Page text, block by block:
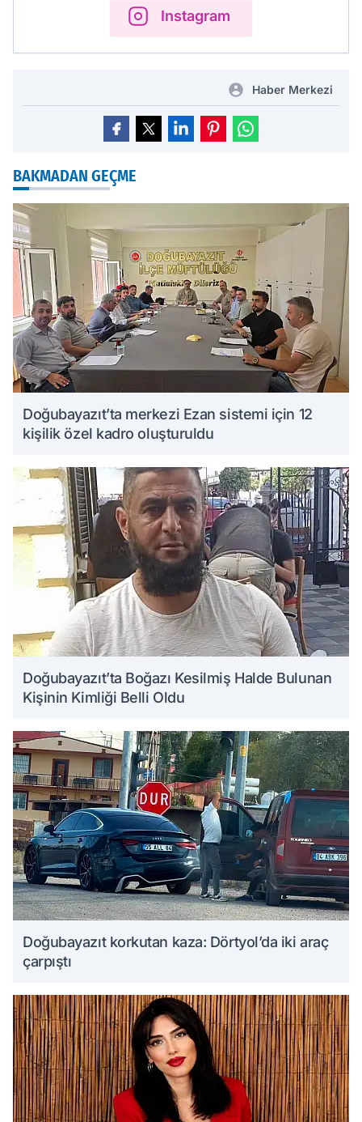
Instagram
Haber Merkezi
BAKMADAN GEÇME
Doğubayazıt’ta merkezi Ezan sistemi için 12
kişilik özel kadro oluşturuldu
Doğubayazıt’ta Boğazı Kesilmiş Halde Bulunan
Kişinin Kimliği Belli Oldu
Doğubayazıt korkutan kaza: Dörtyol’da iki araç
çarpıştı